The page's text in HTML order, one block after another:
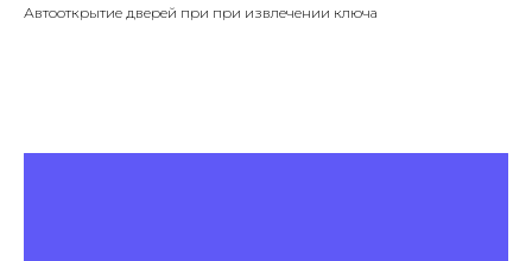
Автооткрытие дверей при при извлечении ключа